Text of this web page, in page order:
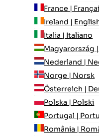
France |
Ireland |
Italia | Italiano
Magyarország
Nederland |
Norge | Norsk
Österreich |
Polska | Polski
Portugal |
România |